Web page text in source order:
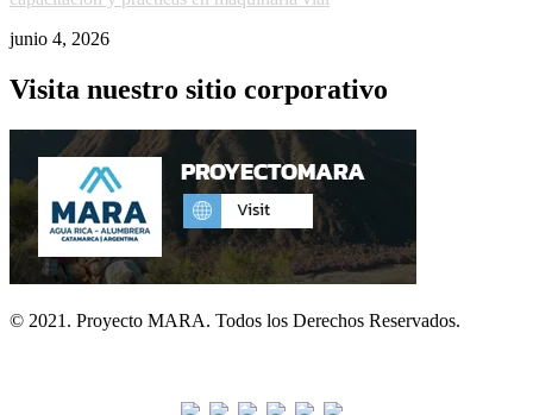
junio 4, 2026
Visita nuestro sitio corporativo
© 2021. Proyecto MARA. Todos los Derechos Reservados.